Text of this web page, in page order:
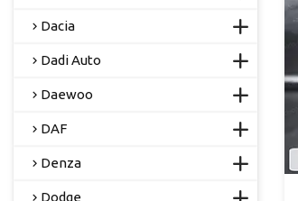
Dacia
Dadi Auto
Daewoo
DAF
Denza
Dodge